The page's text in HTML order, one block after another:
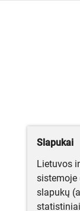
Slapukai
Lietuvos
sistemoje
slapukų